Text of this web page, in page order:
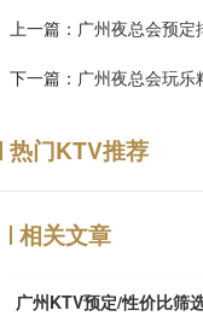
上一篇： 广州夜总会预
下一篇： 广州夜总会玩乐
热门KTV推荐
相关文章
广州KTV预定/性价比筛